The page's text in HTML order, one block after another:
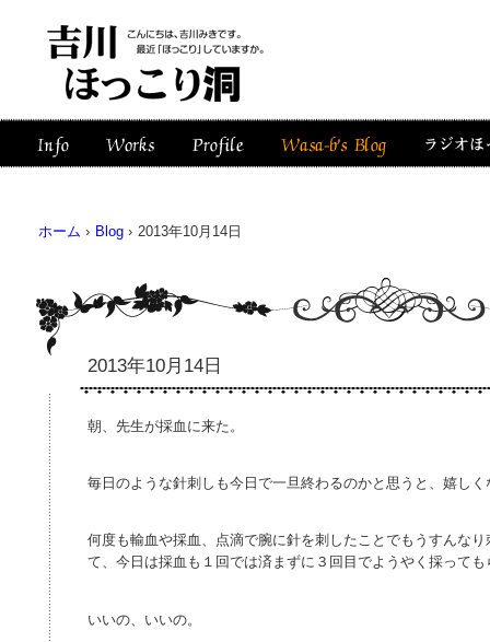
ホーム › Blog › 2013年10月14日
2013年10月14日
朝、先生が採血に来た。
毎日のような針刺しも今日で一旦終わるのかと思うと、嬉しく
何度も輸血や採血、点滴で腕に針を刺したことでもうすんな
て、今日は採血も１回では済まずに３回目でようやく採っても
いいの、いいの。